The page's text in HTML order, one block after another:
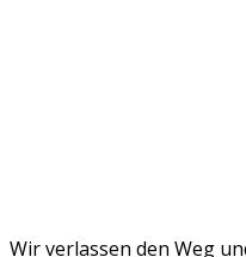
Wir verlassen den Weg